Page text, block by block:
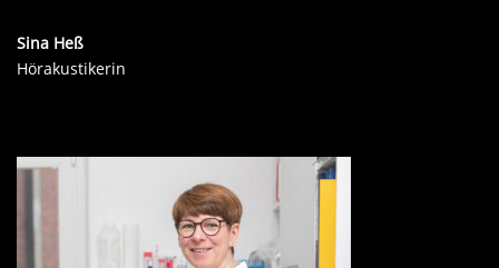
Sina Heß
Hörakustikerin